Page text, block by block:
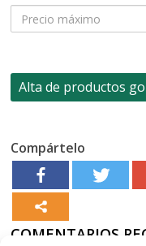
Compártelo
COMENTARIOS